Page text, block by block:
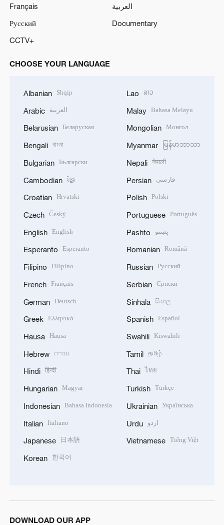
Français
العربية
Русский
Documentary
CCTV+
CHOOSE YOUR LANGUAGE
Albanian Shqip
Arabic العربية
Belarusian Беларуская
Bengali বাংলা
Bulgarian Български
Cambodian ខ្មែរ
Croatian Hrvatski
Czech Český
English English
Esperanto Esperanto
Filipino Filipino
French Français
German Deutsch
Greek Ελληνικά
Hausa Hausa
Hebrew עברית
Hindi हिन्दी
Hungarian Magyar
Indonesian Bahasa Indonesia
Italian Italiano
Japanese 日本語
Korean 한국어
Lao ລາວ
Malay Bahasa Melayu
Mongolian Монгол
Myanmar မြန်မာဘာသာ
Nepali नेपाली
Persian فارسی
Polish Polski
Portuguese Português
Pashto پښتو
Romanian Română
Russian Русский
Serbian Српски
Sinhala සිංහල
Spanish Español
Swahili Kiswahili
Tamil தமிழ்
Thai ไทย
Turkish Türkçe
Ukrainian Українська
Urdu اردو
Vietnamese Tiếng Việt
DOWNLOAD OUR APP